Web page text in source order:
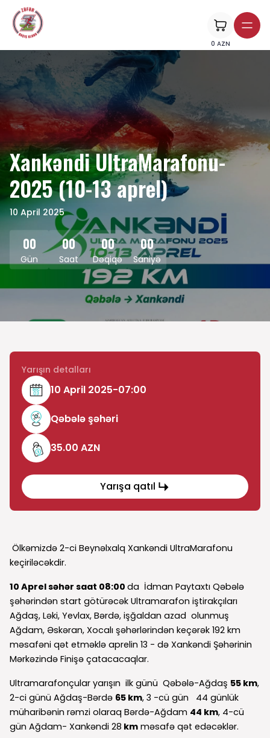
0 AZN
Xankəndi UltraMarafonu-
2025 (10-13 aprel)
10 April 2025
00
Gün
00
Saat
00
Dəqiqə
00
Saniyə
Yarışın detalları
10 April 2025-07:00
Qəbələ şəhəri
35.00 AZN
Yarışa qatıl
Ölkəmizdə 2-ci Beynəlxalq Xankəndi UltraMarafonu
keçiriləcəkdir.
10 Aprel səhər saat 08:00 da İdman Paytaxtı Qəbələ
şəhərindən start götürəcək Ultramarafon iştirakçıları
Ağdaş, Ləki, Yevlax, Bərdə, işğaldan azad olunmuş
Ağdam, Əskəran, Xocalı şəhərlərindən keçərək 192 km
məsafəni qət etməklə aprelin 13 - də Xankəndi Şəhərinin
Mərkəzində Finişə çatacacaqlar.
Ultramarafonçular yarışın ilk günü Qəbələ-Ağdaş 55 km,
2-ci günü Ağdaş-Bərdə 65 km, 3 -cü gün 44 günlük
müharibənin rəmzi olaraq Bərdə-Ağdam 44 km, 4-cü
gün Ağdam- Xankəndi 28 km məsafə qət edəcəklər.